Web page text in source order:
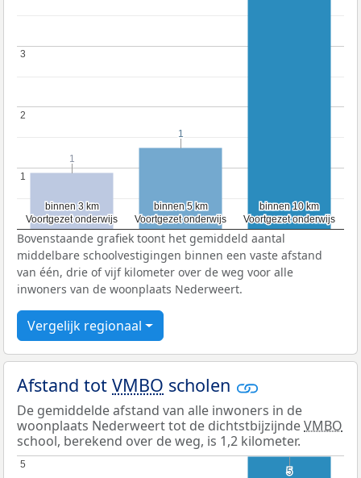
Voortgezet onderwijs
Voortgezet onderwijs
binnen 3 km
binnen 3 km
Voortgezet onderwijs
Voortgezet onderwijs
binnen 5 km
binnen 5 km
Voortgezet onderwijs
Voortgezet onderwijs
binnen 10 km
binnen 10 km
1
1
2
2
3
3
1
1
1
1
Bovenstaande grafiek toont het gemiddeld aantal
middelbare schoolvestigingen binnen een vaste afstand
van één, drie of vijf kilometer over de weg voor alle
inwoners van de woonplaats Nederweert.
Vergelijk regionaal
Afstand tot VMBO scholen
De gemiddelde afstand van alle inwoners in de
woonplaats Nederweert tot de dichtstbijzijndeVMBO
school, berekend over de weg, is 1,2 kilometer.
5
5
5
5